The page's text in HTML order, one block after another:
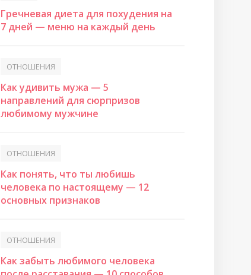
Гречневая диета для похудения на
7 дней — меню на каждый день
ОТНОШЕНИЯ
Как удивить мужа — 5
направлений для сюрпризов
любимому мужчине
ОТНОШЕНИЯ
Как понять, что ты любишь
человека по настоящему — 12
основных признаков
ОТНОШЕНИЯ
Как забыть любимого человека